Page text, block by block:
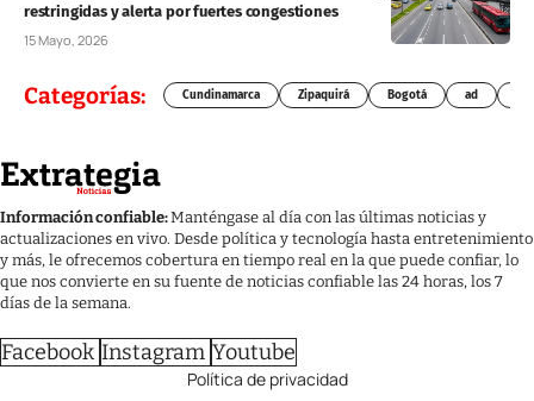
restringidas y alerta por fuertes congestiones
15 Mayo, 2026
Categorías: Cundinamarca Zipaquirá Bogotá ad
Información confiable:Manténgase al día con las últimas noticias y
actualizaciones en vivo. Desde política y tecnología hasta entretenimiento
y más, le ofrecemos cobertura en tiempo real en la que puede confiar, lo
que nos convierte en su fuente de noticias confiable las 24 horas, los 7
días de la semana.
Facebook Instagram Youtube
Política de privacidad